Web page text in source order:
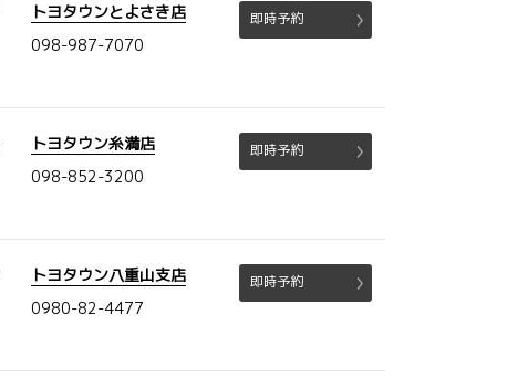
トヨタウンとよさき店
098-987-7070
即時予約
トヨタウン糸満店
098-852-3200
即時予約
トヨタウン八重山支店
0980-82-4477
即時予約